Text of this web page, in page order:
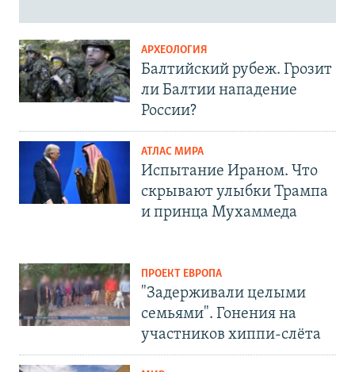
АРХЕОЛОГИЯ
Балтийский рубеж. Грозит
ли Балтии нападение
России?
АТЛАС МИРА
Испытание Ираном. Что
скрывают улыбки Трампа
и принца Мухаммеда
ПРОЕКТ ЕВРОПА
"Задерживали целыми
семьями". Гонения на
участников хиппи-слёта